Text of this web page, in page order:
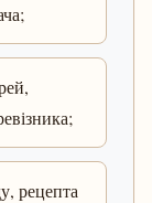
рецепта